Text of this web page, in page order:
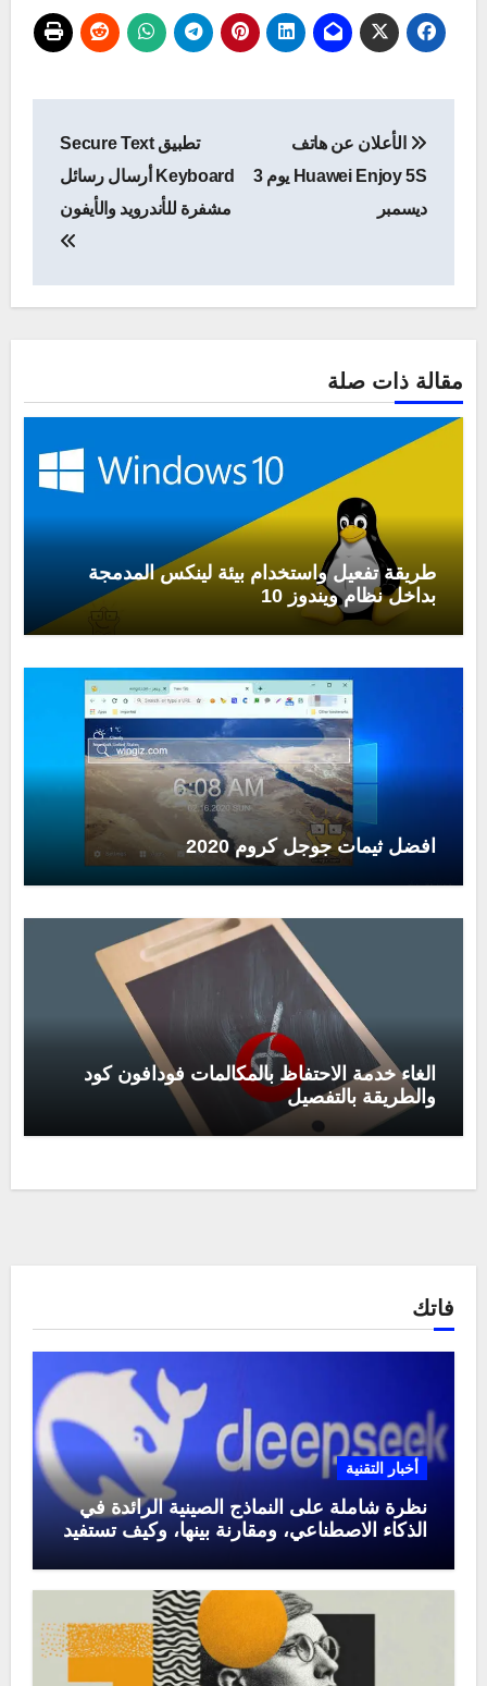
تصفّح
المقالات
الأعلان عن هاتف
Huawei Enjoy 5S يوم 3
ديسمبر
تطبيق Secure Text
Keyboard أرسال رسائل
مشفرة للأندرويد والأيفون
مقالة ذات صلة
طريقة تفعيل واستخدام بيئة لينكس المدمجة
بداخل نظام ويندوز 10
افضل ثيمات جوجل كروم 2020
الغاء خدمة الاحتفاظ بالمكالمات فودافون كود
والطريقة بالتفصيل
فاتك
أخبار التقنية
نظرة شاملة على النماذج الصينية الرائدة في
الذكاء الاصطناعي، ومقارنة بينها، وكيف تستفيد